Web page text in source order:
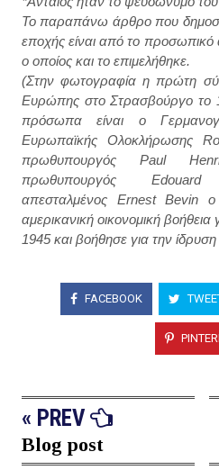
Το παραπάνω άρθρο που
εποχής είναι από το
ο οποίος και το επιμελήθηκε.
(Στην φωτογραφία η πρώτη
Ευρώπης στο Στρασβούργο το
πρόσωπα είναι ο
Ευρωπαϊκής Ολοκλήρωσης
πρωθυπουργός Paul
πρωθυπουργός Edouard
απεσταλμένος Ernest Bevin ο
αμερικανική οικονομική
1945 και βοήθησε για την
FACEBOOK
« PREV
Blog post